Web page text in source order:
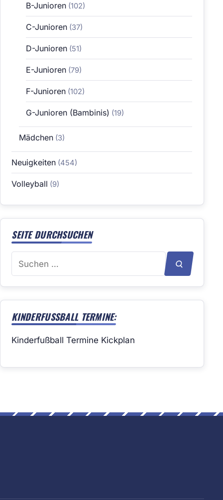
B-Junioren (102)
C-Junioren (37)
D-Junioren (51)
E-Junioren (79)
F-Junioren (102)
G-Junioren (Bambinis) (19)
Mädchen(3)
Neuigkeiten (454)
Volleyball (9)
SEITE DURCHSUCHEN
Suchen
SUCHEN
KINDERFUSSBALL TERMINE:
Kinderfußball Termine Kickplan